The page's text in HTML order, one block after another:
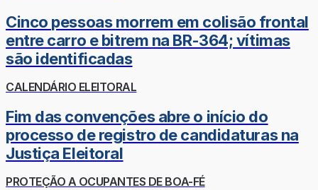
Cinco pessoas morrem em colisão frontal
entre carro e bitrem na BR-364; vítimas
são identificadas
CALENDÁRIO ELEITORAL
Fim das convenções abre o início do
processo de registro de candidaturas na
Justiça Eleitoral
PROTEÇÃO A OCUPANTES DE BOA-FÉ